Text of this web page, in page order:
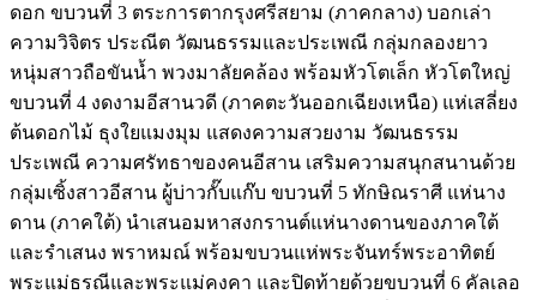
ดอก ขบวนที่ 3 ตระการตากรุงศรีสยาม (ภาคกลาง) บอกเล่า
ความวิจิตร ประณีต วัฒนธรรมและประเพณี กลุ่มกลองยาว
หนุ่มสาวถือขันน้ำ พวงมาลัยคล้อง พร้อมหัวโตเล็ก หัวโตใหญ่
ขบวนที่ 4 งดงามอีสานวดี (ภาคตะวันออกเฉียงเหนือ) แห่เสลี่ยง
ต้นดอกไม้ ธุงใยแมงมุม แสดงความสวยงาม วัฒนธรรม
ประเพณี ความศรัทธาของคนอีสาน เสริมความสนุกสนานด้วย
กลุ่มเซิ้งสาวอีสาน ผู้บ่าวกั๊บแก๊บ ขบวนที่ 5 ทักษิณราศี แห่นาง
ดาน (ภาคใต้) นำเสนอมหาสงกรานต์แห่นางดานของภาคใต้
และรำเสนง พราหมณ์ พร้อมขบวนแห่พระจันทร์พระอาทิตย์
พระแม่ธรณีและพระแม่คงคา และปิดท้ายด้วยขบวนที่ 6 คัลเลอ